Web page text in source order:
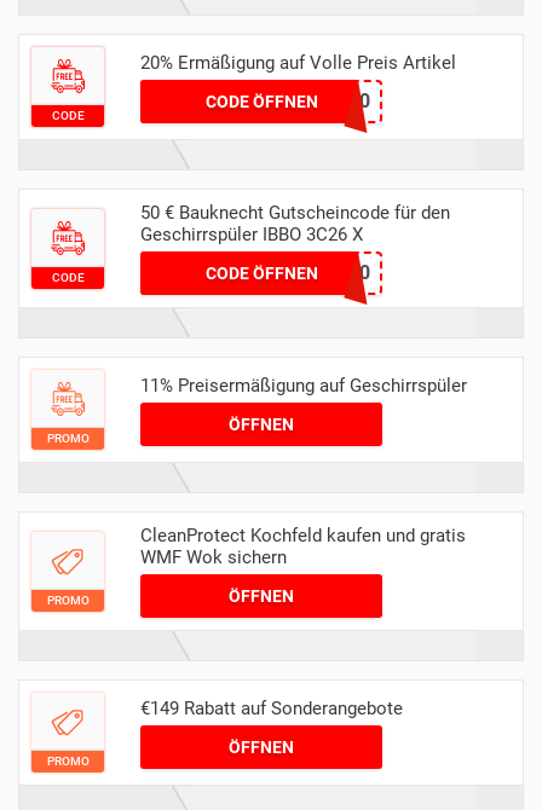
CODE
20% Ermäßigung auf Volle Preis Artikel
CODE ÖFFNENfeier20
CODE
50 € Bauknecht Gutscheincode für den
Geschirrspüler IBBO 3C26 X
CODE ÖFFNENspuelen50
PROMO
11% Preisermäßigung auf Geschirrspüler
ÖFFNEN
PROMO
CleanProtect Kochfeld kaufen und gratis
WMF Wok sichern
ÖFFNEN
PROMO
€149 Rabatt auf Sonderangebote
ÖFFNEN